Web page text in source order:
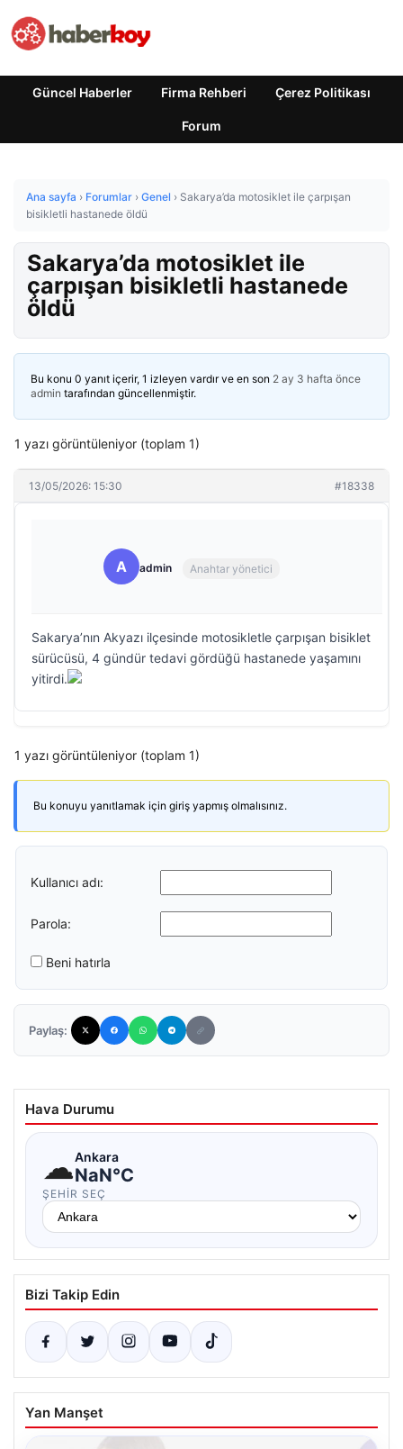
Güncel Haberler Firma Rehberi Çerez Politikası
Forum
Ana sayfa › Forumlar › Genel › Sakarya’da motosiklet ile çarpışan
bisikletli hastanede öldü
Sakarya’da motosiklet ile
çarpışan bisikletli hastanede
öldü
Bu konu 0 yanıt içerir, 1 izleyen vardır ve en son 2 ay 3 hafta önce
admin tarafından güncellenmiştir.
1 yazı görüntüleniyor (toplam 1)
13/05/2026: 15:30 #18338
A admin Anahtar yönetici
Sakarya’nın Akyazı ilçesinde motosikletle çarpışan bisiklet
sürücüsü, 4 gündür tedavi gördüğü hastanede yaşamını
yitirdi.
1 yazı görüntüleniyor (toplam 1)
Bu konuyu yanıtlamak için giriş yapmış olmalısınız.
Kullanıcı adı:
Parola:
Beni hatırla
Paylaş:
Hava Durumu
☁Ankara
NaN°C
ŞEHIR SEÇ
Bizi Takip Edin
Yan Manşet